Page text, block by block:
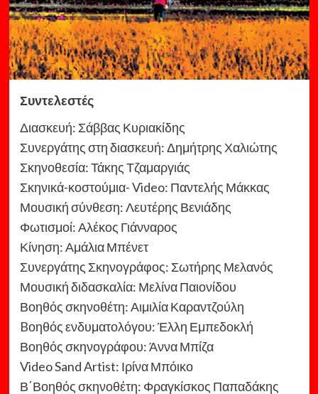
Συντελεστές
Διασκευή: Σάββας Κυριακίδης
Συνεργάτης στη διασκευή: Δημήτρης Χαλιώτης
Σκηνοθεσία: Τάκης Τζαμαργιάς
Σκηνικά-κοστούμια- Video: Παντελής Μάκκας
Μουσική σύνθεση: Λευτέρης Βενιάδης
Φωτισμοί: Αλέκος Γιάνναρος
Κίνηση: Αμάλια Μπένετ
Συνεργάτης Σκηνογράφος: Σωτήρης Μελανός
Μουσική διδασκαλία: Μελίνα Παιονίδου
Βοηθός σκηνοθέτη: Αιμιλία Καραντζούλη
Bοηθός ενδυματολόγου: Έλλη Εμπεδοκλή
Βοηθός σκηνογράφου: Άννα Μπίζα
Video Sand Artist: Ιρίνα Μπόικο
Β΄Βοηθός σκηνοθέτη: Φραγκίσκος Παπαδάκης